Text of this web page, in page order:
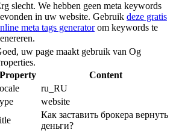
slecht. We hebben geen meta keywords
in uw website. Gebruik deze gratis
meta tags generatorom keywords te
uw page maakt gebruik van Og
Property
Content
ru_RU
website
Как заставить брокера вернуть
деньги?